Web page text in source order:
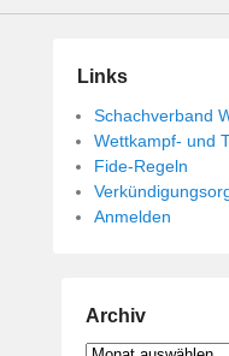
Links
Schachverband
Wettkampf- und
Fide-Regeln
Anmelden
Archiv